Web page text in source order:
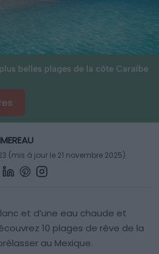
belles plages de la côte Caraïbe
(mis à jour le 21 novembre 2025)
et d’une eau chaude et
10 plages de rêve de la
au Mexique.